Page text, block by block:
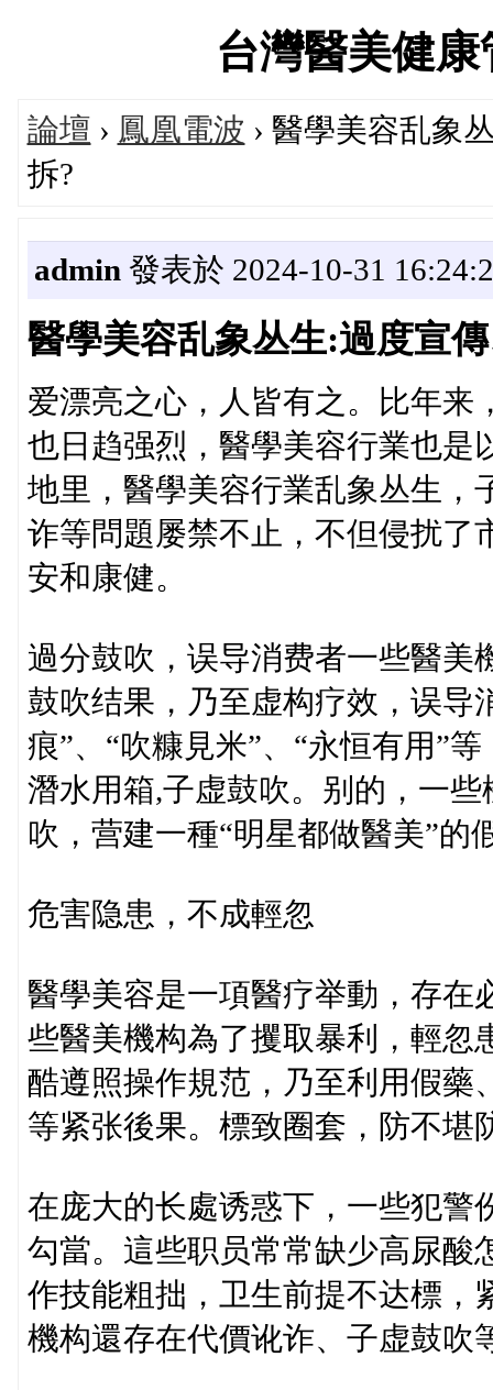
台灣醫美健
論壇 › 鳳凰電波 › 醫學美容乱象
拆?
admin 發表於 2024-10-31
醫學美容乱象丛生:過度宣
爱漂亮之心，人皆有之。比年来
也日趋强烈，醫學美容行業也是
地里，醫學美容行業乱象丛生，
诈等問題屡禁不止，不但侵扰了
安和康健。
過分鼓吹，误导消费者一些醫美
鼓吹结果，乃至虚构疗效，误导
痕”、“吹糠見米”、“永恒有用”
潛水用箱,子虚鼓吹。别的，一
吹，营建一種“明星都做醫美”的
危害隐患，不成輕忽
醫學美容是一項醫疗举動，存在
些醫美機构為了攫取暴利，輕忽
酷遵照操作規范，乃至利用假藥
等紧张後果。標致圈套，防不堪
在庞大的长處诱惑下，一些犯警
勾當。這些职员常常缺少高尿酸
作技能粗拙，卫生前提不达標，
機构還存在代價讹诈、子虚鼓吹